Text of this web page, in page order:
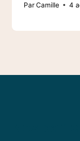
ParCamille 4